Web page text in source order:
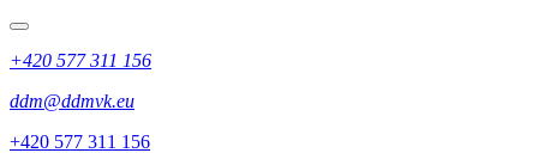
+420 577 311 156
ddm@ddmvk.eu
+420 577 311 156